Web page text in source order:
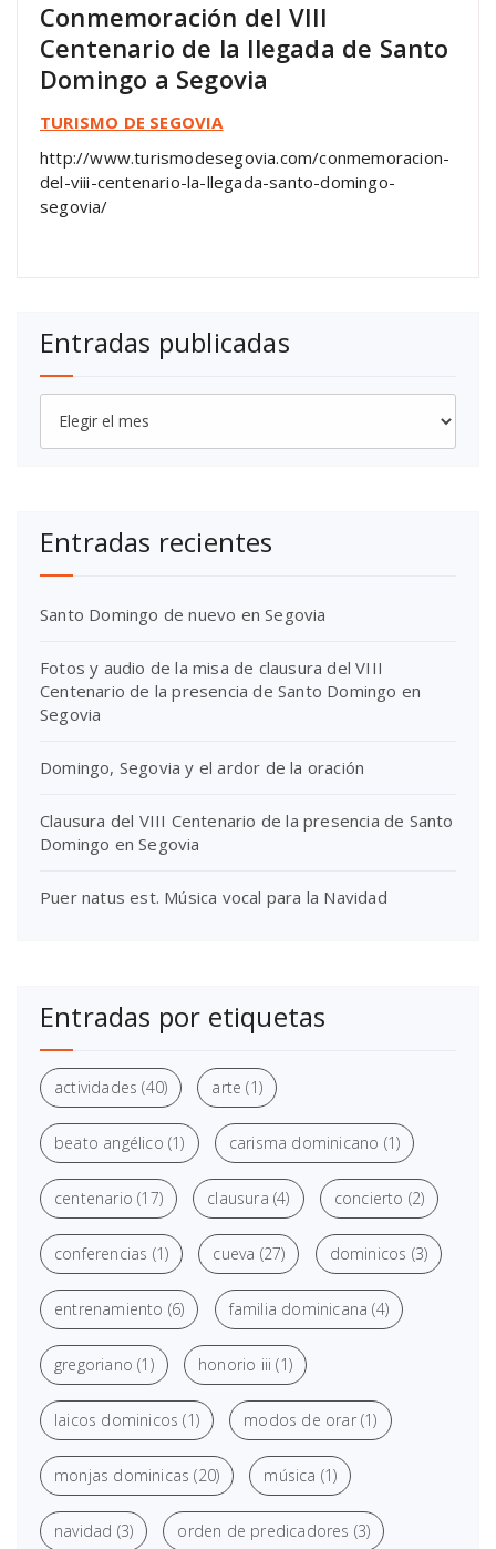
Conmemoración del VIII
Centenario de la llegada de Santo
Domingo a Segovia
TURISMO DE SEGOVIA
http://www.turismodesegovia.com/conmemoracion-
del-viii-centenario-la-llegada-santo-domingo-
segovia/
Entradas publicadas
Entradas
publicadas
Entradas recientes
Santo Domingo de nuevo en Segovia
Fotos y audio de la misa de clausura del VIII
Centenario de la presencia de Santo Domingo en
Segovia
Domingo, Segovia y el ardor de la oración
Clausura del VIII Centenario de la presencia de Santo
Domingo en Segovia
Puer natus est. Música vocal para la Navidad
Entradas por etiquetas
actividades (40) arte (1)
beato angélico (1) carisma dominicano (1)
centenario (17) clausura (4) concierto (2)
conferencias (1) cueva (27) dominicos (3)
entrenamiento (6) familia dominicana (4)
gregoriano (1) honorio iii (1)
laicos dominicos (1) modos de orar(1)
monjas dominicas (20) música (1)
navidad (3) orden de predicadores (3)